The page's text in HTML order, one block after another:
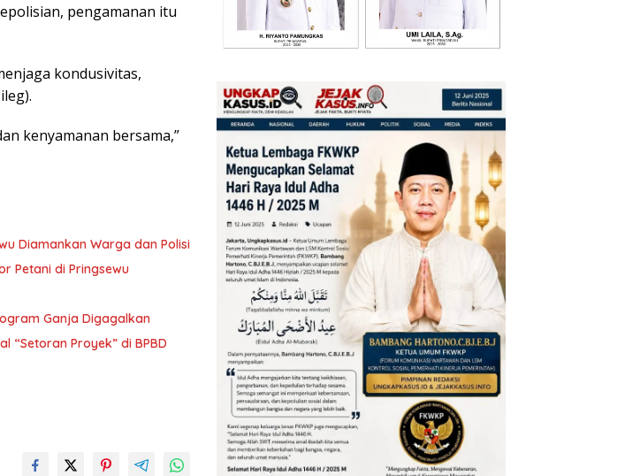
pengamanan itu
kondusivitas,
kenyamanan bersama,”
Diamankan Warga dan Polisi
Petani di Pringsewu
Ganja Digagalkan
“Setoran Proyek” di BPBD